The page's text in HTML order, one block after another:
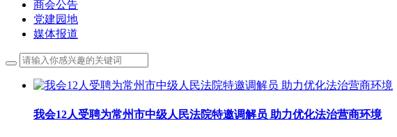
商会公告
党建园地
媒体报道
我会12人受聘为常州市中级人民法院特邀调解员 助力优化法治营商环境